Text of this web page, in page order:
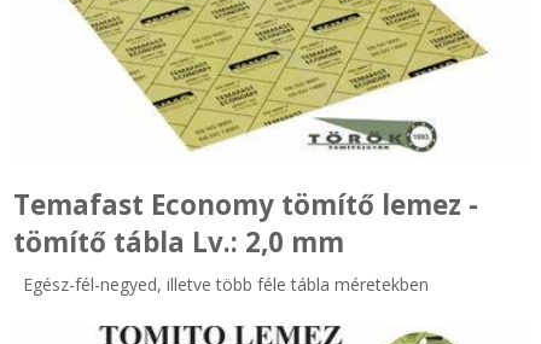
Temafast Economy tömítő lemez -
tömítő tábla Lv.: 2,0 mm
Egész-fél-negyed, illetve több féle tábla méretekben